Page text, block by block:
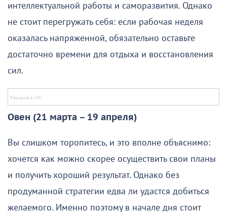
интеллектуальной работы и саморазвития. Однако
не стоит перегружать себя: если рабочая неделя
оказалась напряженной, обязательно оставьте
достаточно времени для отдыха и восстановления
сил.
Овен (21 марта – 19 апреля)
Вы слишком торопитесь, и это вполне объяснимо:
хочется как можно скорее осуществить свои планы
и получить хороший результат. Однако без
продуманной стратегии едва ли удастся добиться
желаемого. Именно поэтому в начале дня стоит